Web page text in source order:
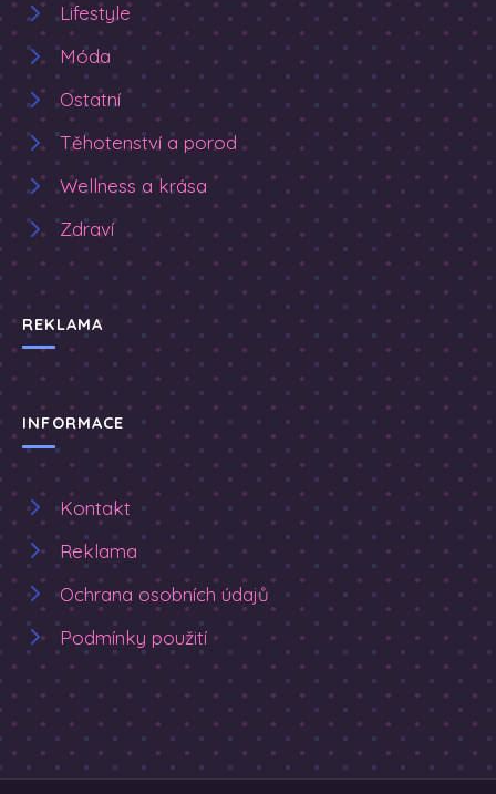
Lifestyle
Móda
Ostatní
Těhotenství a porod
Wellness a krása
Zdraví
REKLAMA
INFORMACE
Kontakt
Reklama
Ochrana osobních údajů
Podmínky použití